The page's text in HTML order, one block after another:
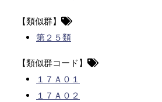
【類似群】
第２５類
【類似群コード】
１７Ａ０１
１７Ａ０２